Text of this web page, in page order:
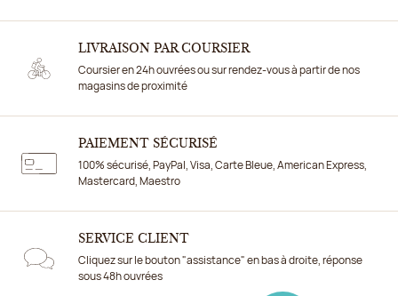
LIVRAISON PAR COURSIER
Coursier en 24h ouvrées ou sur rendez-vous à partir de nos
magasins de proximité
PAIEMENT SÉCURISÉ
100% sécurisé, PayPal, Visa, Carte Bleue, American Express,
Mastercard, Maestro
SERVICE CLIENT
Cliquez sur le bouton "assistance" en bas à droite, réponse
sous 48h ouvrées